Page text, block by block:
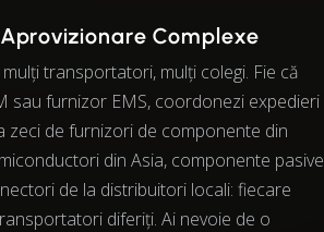
Complexe
transportatori, mulți colegi. Fie că
sau furnizor EMS, coordonezi expedieri
zeci de furnizori de componente din
din Asia, componente pasive
de la distribuitori locali: fiecare
diferiți. Ai nevoie de o